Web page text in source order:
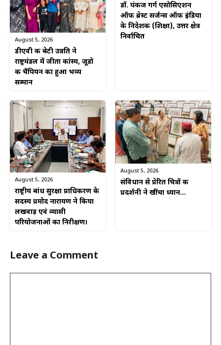
August 5, 2026
डीएवी की बेटी उन्नति ने
राष्ट्रमंडल में जीता कांस्य, जूडो
की चैंपियन का हुआ भव्य
सम्मान
डॉ. पंकज गर्ग एसोसिएशन
ऑफ ब्रेस्ट सर्जन्स ऑफ इंडिया
के निदेशक (शिक्षा), उत्तर क्षेत्र
निर्वाचित
August 5, 2026
राष्ट्रीय बांध सुरक्षा प्राधिकरण के
सदस्य प्रमोद नारायण ने किया
लखवाड़ एवं व्यासी
परियोजनाओं का निरीक्षण।
August 5, 2026
संविधान से प्रेरित चित्रों की
प्रदर्शनी ने खींचा ध्यान…
Leave a Comment